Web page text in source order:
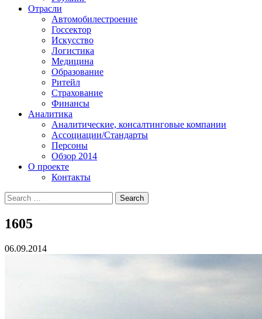
Отрасли
Автомобилестроение
Госсектор
Искусство
Логистика
Медицина
Образование
Ритейл
Страхование
Финансы
Аналитика
Аналитические, консалтинговые компании
Ассоциации/Стандарты
Персоны
Обзор 2014
О проекте
Контакты
1605
06.09.2014